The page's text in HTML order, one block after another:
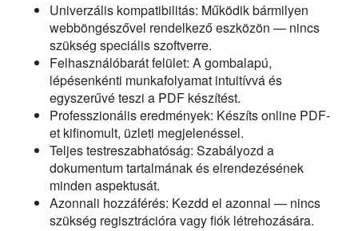
Univerzális kompatibilitás: Működik bármilyen
webböngészővel rendelkező eszközön — nincs
szükség speciális szoftverre.
Felhasználóbarát felület: A gombalapú,
lépésenkénti munkafolyamat intuitívvá és
egyszerűvé teszi a PDF készítést.
Professzionális eredmények: Készíts online PDF-
et kifinomult, üzleti megjelenéssel.
Teljes testreszabhatóság: Szabályozd a
dokumentum tartalmának és elrendezésének
minden aspektusát.
Azonnali hozzáférés: Kezdd el azonnal — nincs
szükség regisztrációra vagy fiók létrehozására.